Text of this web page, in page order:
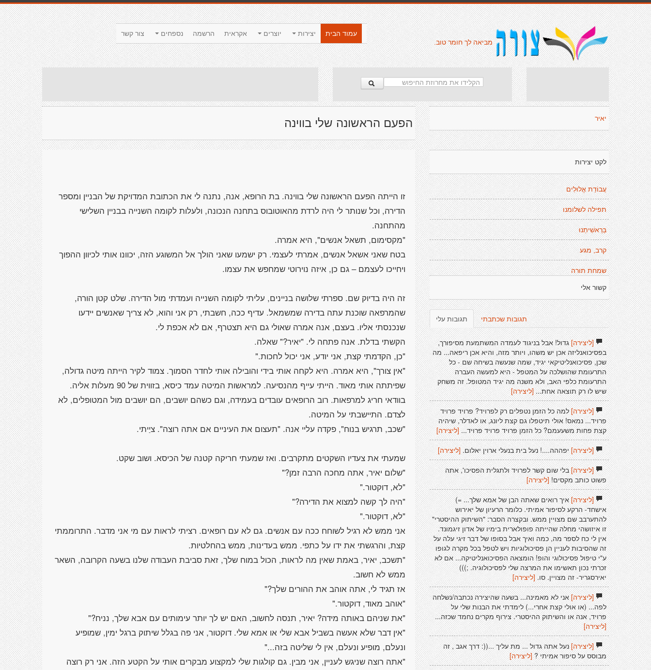
צור קשר נספחים הרשמה אקראית יוצרים יצירות
עמוד הבית
מביאה לך חומר טוב.
הפעם הראשונה שלי בווינה
זו הייתה הפעם הראשונה שלי בווינה. בת הרופא, אנה, נתנה לי את הכתובת המדויקת של הבניין ומספר
הדירה, וכל שנותר לי היה לרדת מהאוטובוס בתחנה הנכונה, ולעלות לקומה השנייה בבניין השלישי
בטח שאני אשאל אנשים, אמרתי לעצמי. רק ישמעו שאני הולך אל המשוגע הזה, יכוונו אותי לכיוון ההפוך
זה היה בדיוק שם. ספרתי שלושה בניינים, עליתי לקומה השנייה ועמדתי מול הדירה. שלט קטן הורה,
שהמרפאה שוכנת עתה בדירה שמשמאל. עדיף ככה, חשבתי, רק אני והוא, לא צריך שאנשים יידעו
"אין צורך", היא אמרה. היא לקחה אותי בידי והובילה אותי לחדר הסמוך. צמוד לקיר הייתה מיטה גדולה,
שפיתתה אותי מאוד. הייתי עייף מהנסיעה. למראשות המיטה עמד כיסא, בזווית של 90 מעלות אליה.
בוודאי חריג למרפאות. רוב הרופאים עובדים בעמידה, וגם כשהם יושבים, הם יושבים מול המטופלים, לא
אני ממש לא רגיל לשוחח ככה עם אנשים. גם לא עם רופאים. רציתי לראות עם מי אני מדבר. התרוממתי
"תשכב, יאיר, באמת שאין מה לראות, הכול במוח שלך, זאת סביבת העבודה שלנו בשעה הקרובה, השאר
"אין דבר שלא אעשה בשביל אבא שלי או אמא שלי. דוקטור, אני פה בגלל שיתוק ברגל ימין, שמופיע
"אתה רוצה שניגש לעניין, אני מבין. גם קולגות שלי למקצוע מבקרים אותי על הקטע הזה. אני רק רוצה
יאיר
לקט יצירות
עֲבוֹדַת אֱלוּלִים
תפילה לשלומנו
בְּרֵאשִׁיתֵנוּ
קרב, מגע
שמחת תורה
קשור אלי
תגובות עלי תגובות שכתבתי
[ליצירה]גדול! אבל בניגוד לעמדה המשתמעת מסיפורך,
בפסיכואנליזה אכן יש משהו, ויותר מזה, והיא אכן ריפאה... מה
שכן, פסיכואנליטיקאי יגיד, שמה שנעשה בשיחה שם - כל
התרעומת שהושלכה על המטפל - היא למעשה העברה
התרעומת כלפי האב, ולא משנה מה יגיד המטופל. זה משחק
שיש לו רק תוצאה אחת...[ליצירה]
[ליצירה]למה כל הזמן נטפלים רק לפרויד? פרויד פרויד
פרויד... נמאס! אולי תיטפלו גם קצת ליונג, או לאדלר, שיהיה
קצת פחות משעעמם? כל הזמן פרויד פרויד פרויד...[ליצירה]
[ליצירה]יפההה....! נעל בית בנעלי ארוין יאלום. [ליצירה]
[ליצירה]בלי שום קשר לפרויד ולתגלית הפסיכו', אתה
פשוט כותב מקסים! [ליצירה]
[ליצירה]איך רואים שאתה הבן של אמא שלך... =)
אישחד- הרקע לסיפור אמיתי. כלומר הרעיון של יאירוש
להתערבב שם מצויין ממש. ובקצרה הסבר: "השיתוק ההיסטרי"
זו איזושהי מחלה שהייתה פופולארית בימיו של אדון זיגמונד.
אין לי כח לספר מה, כמה ואיך אבל בסופו של דבר זיגי עלה על
זה שהסיבות לעניין הן פסיכולוגיות ויש לטפל בכל מקרה לגופו
ע"י טיפול פסיכולוגי והופ! הומצאה הפסיכואנליטיקה... אם לא
זכרתי נכון תאשימו את המרצה שלי לפסיכולוגיה. ;)))
יאירסגריר- זה מצויין. סו.[ליצירה]
[ליצירה]אני לא מאמינה... בשעה שהיצירה נכתבה/נשלחה
לפה... (או אולי קצת אחרי...) לימדתי את הבנות שלי על
פרויד, אנה או והשיתוק ההיסטרי. צירוף מקרים נחמד שכזה...
[ליצירה]
[ליצירה]נעל אתה גדול ... מת עליך ...((: דרך אגב , זה
מבוסס על סיפור אמיתי ? [ליצירה]